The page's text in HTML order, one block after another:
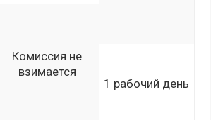
Комиссия не
взимается
1 рабочий день